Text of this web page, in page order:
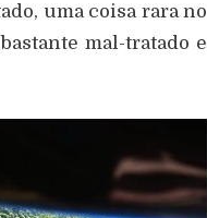
uma coisa rara no
mal-tratado e